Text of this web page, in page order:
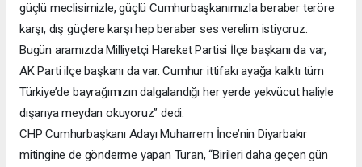
güçlü meclisimizle, güçlü Cumhurbaşkanımızla beraber teröre
karşı, dış güçlere karşı hep beraber ses verelim istiyoruz.
Bugün aramızda Milliyetçi Hareket Partisi İlçe başkanı da var,
AK Parti ilçe başkanı da var. Cumhur ittifakı ayağa kalktı tüm
Türkiye’de bayrağımızın dalgalandığı her yerde yekvücut haliyle
dışarıya meydan okuyoruz” dedi.
CHP Cumhurbaşkanı Adayı Muharrem İnce’nin Diyarbakır
mitingine de gönderme yapan Turan, “Birileri daha geçen gün